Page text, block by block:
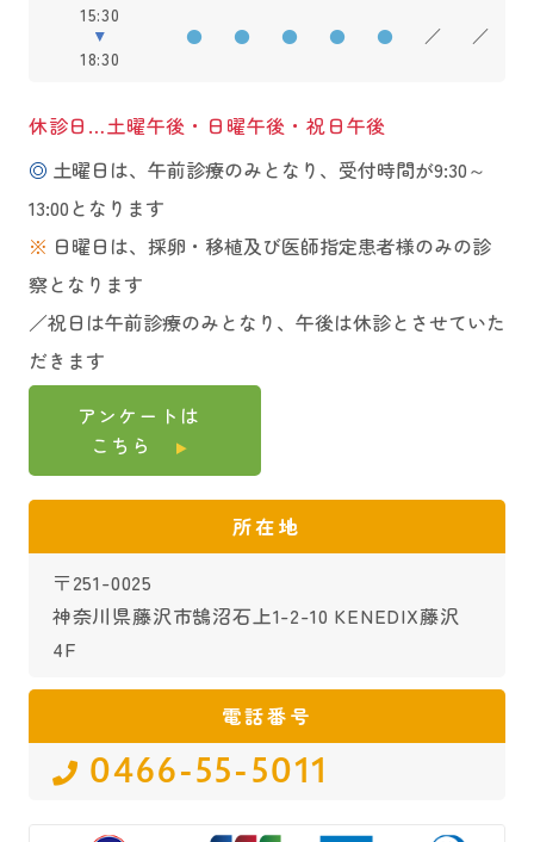
15:30
18:30
● ● ● ● ● ／ ／
休診日…土曜午後・日曜午後・祝日午後
◎ 土曜日は、午前診療のみとなり、受付時間が9:30～
13:00となります
※ 日曜日は、採卵・移植及び医師指定患者様のみの診
察となります
／祝日は午前診療のみとなり、午後は休診とさせていた
だきます
アンケートは
こちら
所在地
〒251-0025
神奈川県藤沢市鵠沼石上1-2-10 KENEDIX藤沢
4F
電話番号
0466-55-5011